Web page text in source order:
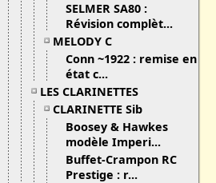
SELMER SA80 :
Révision complèt...
MELODY C
Conn ~1922 : remise en
état c...
LES CLARINETTES
CLARINETTE Sib
Boosey & Hawkes
modèle Imperi...
Buffet-Crampon RC
Prestige : r...